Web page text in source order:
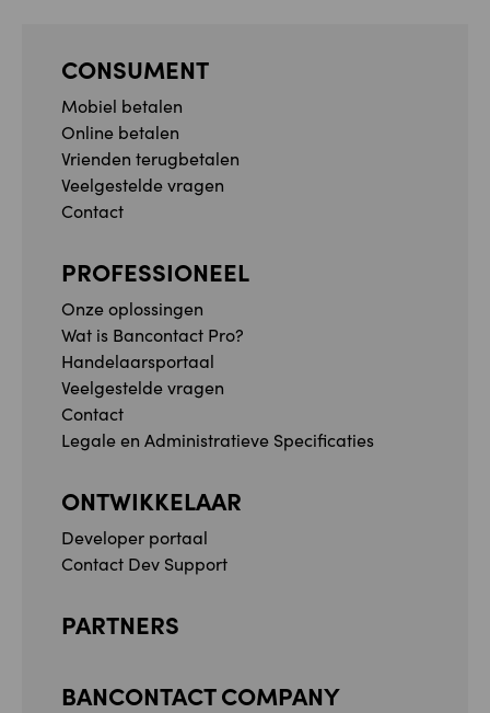
CONSUMENT
Mobiel betalen
Online betalen
Vrienden terugbetalen
Veelgestelde vragen
Contact
PROFESSIONEEL
Onze oplossingen
Wat is Bancontact Pro?
Handelaarsportaal
Veelgestelde vragen
Contact
Legale en Administratieve Specificaties
ONTWIKKELAAR
Developer portaal
Contact Dev Support
PARTNERS
BANCONTACT COMPANY